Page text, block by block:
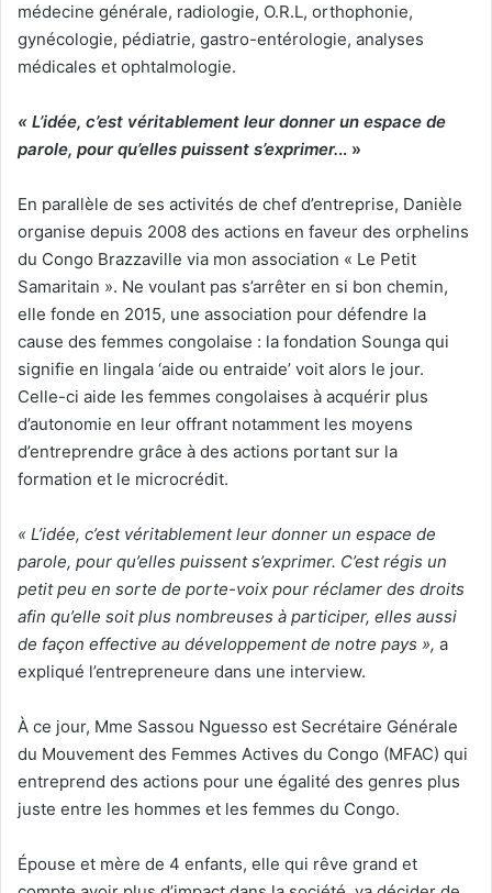
médecine générale, radiologie, O.R.L, orthophonie,
gynécologie, pédiatrie, gastro-entérologie, analyses
médicales et ophtalmologie.
« L’idée, c’est véritablement leur donner un espace de
parole, pour qu’elles puissent s’exprimer... »
En parallèle de ses activités de chef d’entreprise, Danièle
organise depuis 2008 des actions en faveur des orphelins
du Congo Brazzaville via mon association « Le Petit
Samaritain ». Ne voulant pas s’arrêter en si bon chemin,
elle fonde en 2015, une association pour défendre la
cause des femmes congolaise : la fondation Sounga qui
signifie en lingala ‘aide ou entraide’ voit alors le jour.
Celle-ci aide les femmes congolaises à acquérir plus
d’autonomie en leur offrant notamment les moyens
d’entreprendre grâce à des actions portant sur la
formation et le microcrédit.
« L’idée, c’est véritablement leur donner un espace de
parole, pour qu’elles puissent s’exprimer. C’est régis un
petit peu en sorte de porte-voix pour réclamer des droits
afin qu’elle soit plus nombreuses à participer, elles aussi
de façon effective au développement de notre pays », a
expliqué l’entrepreneure dans une interview.
À ce jour, Mme Sassou Nguesso est Secrétaire Générale
du Mouvement des Femmes Actives du Congo (MFAC) qui
entreprend des actions pour une égalité des genres plus
juste entre les hommes et les femmes du Congo.
Épouse et mère de 4 enfants, elle qui rêve grand et